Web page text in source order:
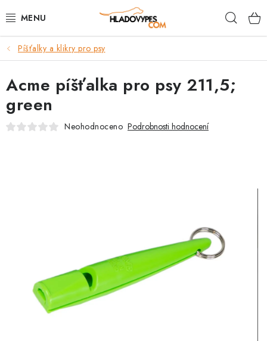
na
POTŘEBY PRO PSY
TAMI PŘEPRAVNÍ BOXY
SPORT SE PSEM
BLOG
Píšťalky a klikry pro psy
Acme píšťalka pro psy 211,5;
green
Neohodnoceno Podrobnosti hodnocení